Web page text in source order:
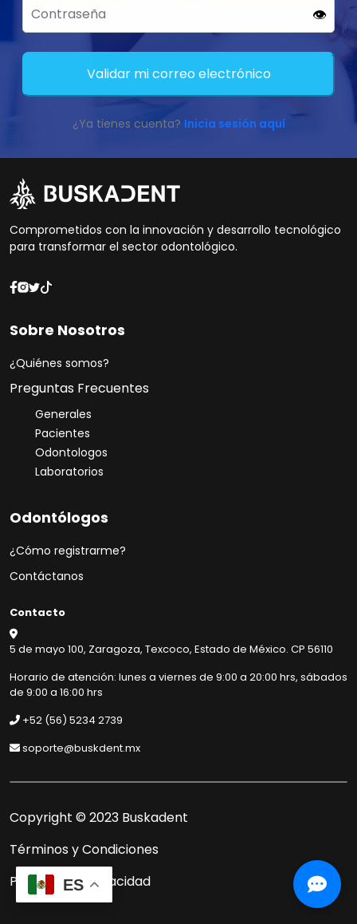
👁️
Validar mi correo electrónico
¿Ya tienes cuenta? Inicia sesión aquí
Soporte
Comprometidos con la innovación y desarrollo tecnológico
para transformar el sector odontológico.
Sobre Nosotros
¿Quiénes somos?
Preguntas Frecuentes
Generales
Pacientes
Odontologos
Laboratorios
Odontólogos
¿Cómo registrarme?
Contáctanos
Contacto
5 de mayo 100, Zaragoza, Texcoco, Estado de México. CP 56110
Horario de atención: lunes a viernes de 9:00 a 20:00 hrs, sábados
de 9:00 a 16:00 hrs
+52 (56) 5234 2739
soporte@buskdent.mx
Copyright © 2023 Buskadent
Términos y Condiciones
Políticas de Privacidad
ES